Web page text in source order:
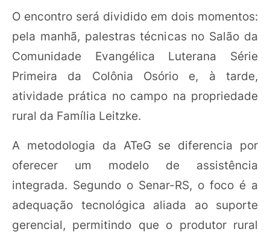
O encontro será dividido em dois momentos:
pela manhã, palestras técnicas no Salão da
Comunidade Evangélica Luterana Série
Primeira da Colônia Osório e, à tarde,
atividade prática no campo na propriedade
rural da Família Leitzke.
A metodologia da ATeG se diferencia por
oferecer um modelo de assistência
integrada. Segundo o Senar-RS, o foco é a
adequação tecnológica aliada ao suporte
gerencial, permitindo que o produtor rural